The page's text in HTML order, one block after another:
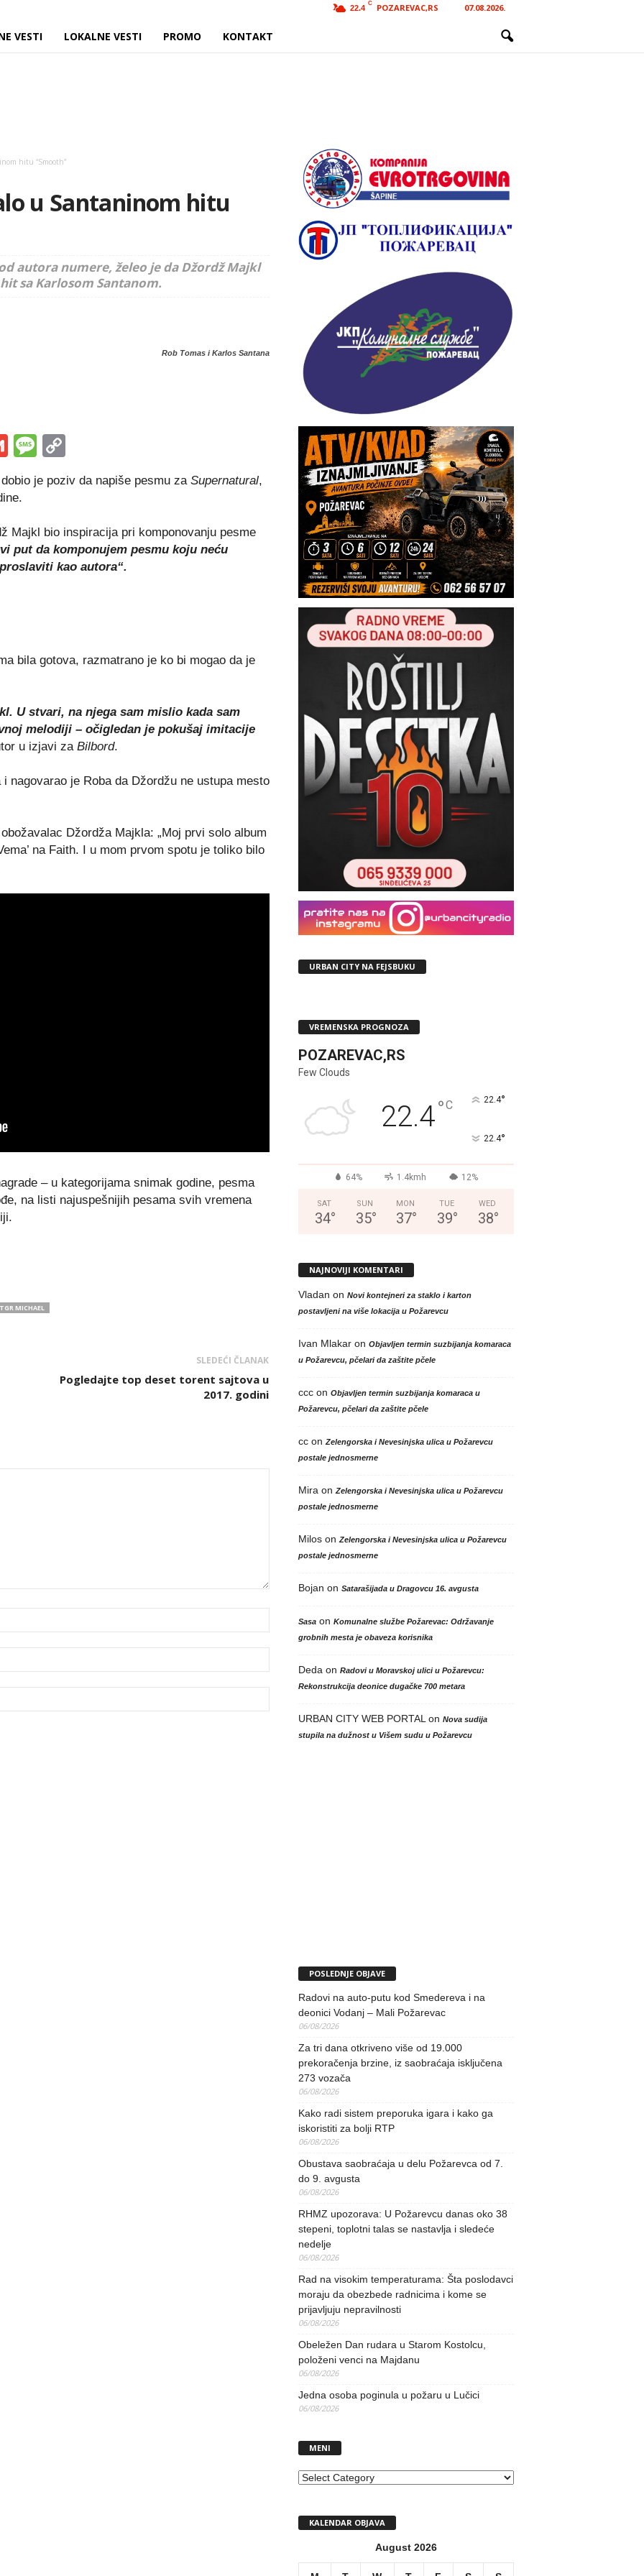
22.4
C POZAREVAC,RS 07.08.2026.
VESTI LOKALNE VESTI PROMO KONTAKT
hitu “Smooth”
u Santaninom hitu
autora numere, želeo je da Džordž Majkl
sa Karlosom Santanom.
Rob Tomas i Karlos Santana
GmailMessage
je poziv da napiše pesmu za Supernatural,
Majkl bio inspiracija pri komponovanju pesme
put da komponujem pesmu koju neću
kao autora“.
bila gotova, razmatrano je ko bi mogao da je
U stvari, na njega sam mislio kada sam
melodiji – očigledan je pokušaj imitacije
u izjavi za Bilbord.
nagovarao je Roba da Džordžu ne ustupa mesto
Džordža Majkla: „Moj prvi solo album
na Faith. I u mom prvom spotu je toliko bilo
– u kategorijama snimak godine, pesma
na listi najuspešnijih pesama svih vremena
MICHAEL
SLEDEĆI ČLANAK
Pogledajte top deset torent sajtova u
2017. godini
URBAN CITY NA FEJSBUKU
VREMENSKA PROGNOZA
POZAREVAC,RS
Few Clouds
22.4°C 22.4°
22.4°
64% 1.4kmh 12%
SAT
34°
SUN
35°
MON
37°
TUE
39°
WED
38°
NAJNOVIJI KOMENTARI
Vladan on Novi kontejneri za staklo i karton
postavljeni na više lokacija u Požarevcu
Ivan Mlakaron Objavljen termin suzbijanja komaraca
u Požarevcu, pčelari da zaštite pčele
cccon Objavljen termin suzbijanja komaraca u
Požarevcu, pčelari da zaštite pčele
ccon Zelengorska i Nevesinjska ulica u Požarevcu
postale jednosmerne
Mira on Zelengorska i Nevesinjska ulica u Požarevcu
postale jednosmerne
Miloson Zelengorska i Nevesinjska ulica u Požarevcu
postale jednosmerne
Bojan on Satarašijada u Dragovcu 16. avgusta
Sasaon Komunalne službe Požarevac: Održavanje
grobnih mesta je obaveza korisnika
Deda on Radovi u Moravskoj ulici u Požarevcu:
Rekonstrukcija deonice dugačke 700 metara
URBAN CITY WEB PORTAL on Nova sudija
stupila na dužnost u Višem sudu u Požarevcu
POSLEDNJE OBJAVE
Radovi na auto-putu kod Smedereva i na
deonici Vodanj – Mali Požarevac
06/08/2026
Za tri dana otkriveno više od 19.000
prekoračenja brzine, iz saobraćaja isključena
273 vozača
06/08/2026
Kako radi sistem preporuka igara i kako ga
iskoristiti za bolji RTP
06/08/2026
Obustava saobraćaja u delu Požarevca od 7.
do 9. avgusta
06/08/2026
RHMZ upozorava: U Požarevcu danas oko 38
stepeni, toplotni talas se nastavlja i sledeće
nedelje
06/08/2026
Rad na visokim temperaturama: Šta poslodavci
moraju da obezbede radnicima i kome se
prijavljuju nepravilnosti
06/08/2026
Obeležen Dan rudara u Starom Kostolcu,
položeni venci na Majdanu
06/08/2026
Jedna osoba poginula u požaru u Lučici
06/08/2026
MENI
MENI
KALENDAR OBJAVA
August 2026